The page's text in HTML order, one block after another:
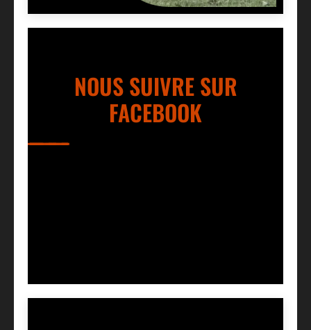
NOUS SUIVRE SUR
FACEBOOK